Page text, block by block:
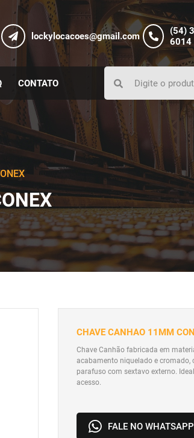
lockylocacoes@gmail.com
(54)
6014
CONTATO
CHAVE CANHAO 11MM
Chave Canhão fabricada em
acabamento niquelado e cromado,
parafuso com sextavo externo.
acesso.
FALE NO WHATSAPP